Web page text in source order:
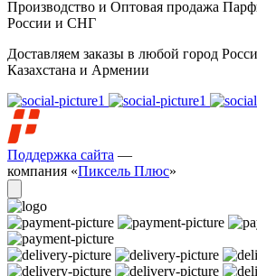
Производство и Оптовая продажа
России и СНГ
Доставляем заказы в любой город
Казахстана и Армении
Поддержка сайта —
компания «Пиксель Плюс»